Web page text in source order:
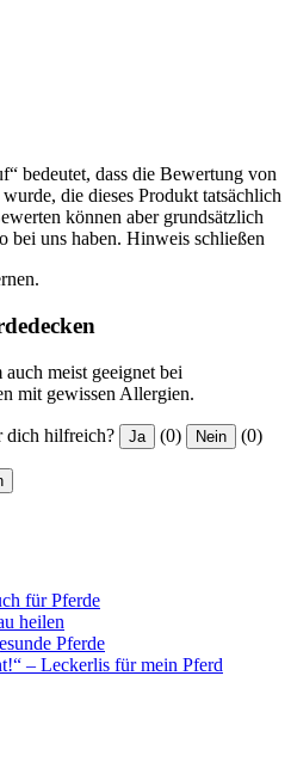
bedeutet, dass die Bewertung von
die dieses Produkt tatsächlich
können aber grundsätzlich
bei uns haben. Hinweis schließen
meist geeignet bei
mit gewissen Allergien.
dich hilfreich? Ja (0) Nein (0)
für Pferde
heilen
Pferde
– Leckerlis für mein Pferd